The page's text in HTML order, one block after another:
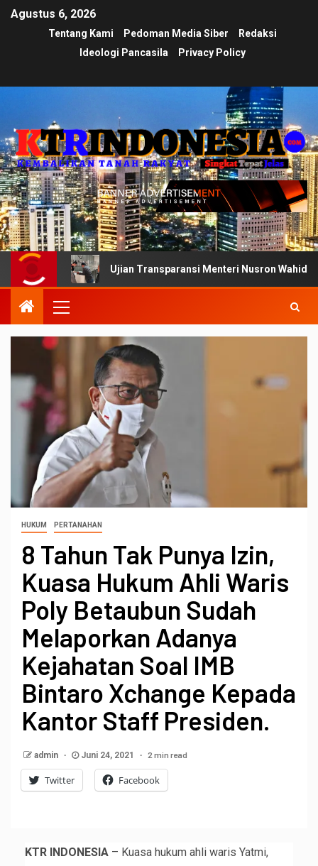
Agustus 6, 2026
Tentang Kami Pedoman Media Siber
Redaksi
Ideologi Pancasila
Privacy Policy
Ujian Transparansi Menteri Nusron Wahid: Dokumen
HUKUM PERTANAHAN
8 Tahun Tak Punya Izin,
Kuasa Hukum Ahli Waris
Poly Betaubun Sudah
Melaporkan Adanya
Kejahatan Soal IMB
Bintaro Xchange Kepada
Kantor Staff Presiden.
admin Juni 24, 2021 2 min read
Twitter Facebook
KTR INDONESIA – Kuasa hukum ahli waris Yatmi,